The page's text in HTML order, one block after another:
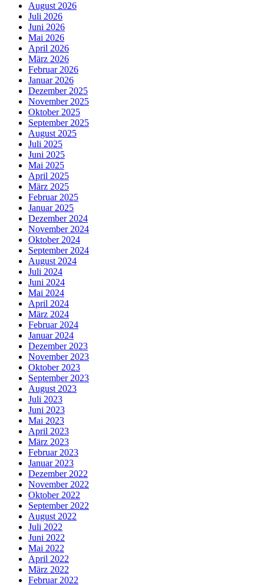
August 2026
Juli 2026
Juni 2026
Mai 2026
April 2026
März 2026
Februar 2026
Januar 2026
Dezember 2025
November 2025
Oktober 2025
September 2025
August 2025
Juli 2025
Juni 2025
Mai 2025
April 2025
März 2025
Februar 2025
Januar 2025
Dezember 2024
November 2024
Oktober 2024
September 2024
August 2024
Juli 2024
Juni 2024
Mai 2024
April 2024
März 2024
Februar 2024
Januar 2024
Dezember 2023
November 2023
Oktober 2023
September 2023
August 2023
Juli 2023
Juni 2023
Mai 2023
April 2023
März 2023
Februar 2023
Januar 2023
Dezember 2022
November 2022
Oktober 2022
September 2022
August 2022
Juli 2022
Juni 2022
Mai 2022
April 2022
März 2022
Februar 2022